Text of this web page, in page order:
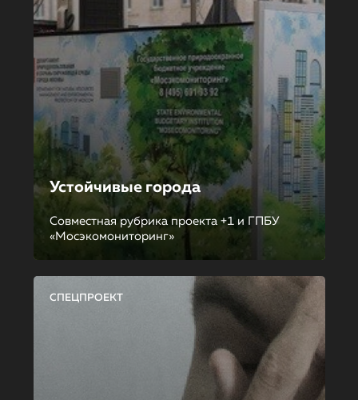
Устойчивые города
Совместная рубрика проекта +1 и ГПБУ
«Мосэкомониторинг»
СПЕЦПРОЕКТ